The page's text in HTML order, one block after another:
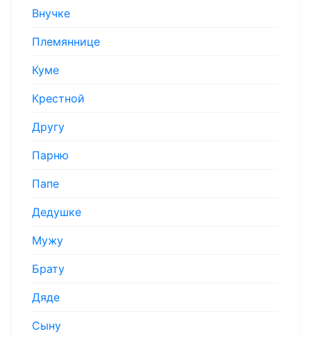
Внучке
Племяннице
Куме
Крестной
Другу
Парню
Папе
Дедушке
Мужу
Брату
Дяде
Сыну